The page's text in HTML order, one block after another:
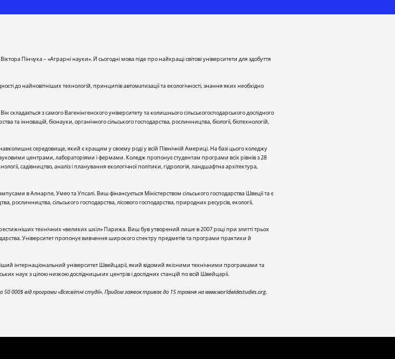
Пінчука – «Аграрні науки». Й сьогодні мова піде про найкращі світові університети для здобуття
до найновітніших технологій, принципів автоматизації та екологічності, знання яких необхідно
складається з самого Вагенінгенского університету та колишнього сільськогосподарського дослідного
та інновацій, біонауки, органічного сільського господарства, рослинництва, біології, біотехнологій,
середовище, який є кращим у своєму роді у всій Північній Америці. На базі цього коледжу
центрами, лабораторіями і фермами. Коледж пропонує студентам програми всіх рівнів з 28
садівництво, аналіз і планування екологічної політики, гідрологія, ландшафтна архітектура,
в Алнарпе, Умео та Упсалі. Виш фінансується Міністерством сільського господарства Швеції та є
рослинництва, сільського господарства, лісового господарства, природних ресурсів, екології,
технічних «великих шкіл» Парижа. Виш був утворений лише в 2007 році при злитті трьох
Університет пропонує вивчення широкого спектру предметів та програми практики й
інтернаціональний університет Швейцарії, який відомий якісними технічними програмами та
наук з цілою низкою дослідницьких центрів і дослідних станцій по всій Швейцарії.
000$ від програми «Всесвітні студії». Прийом заявок триває до 15 травня наwww.worldwidestudies.org.